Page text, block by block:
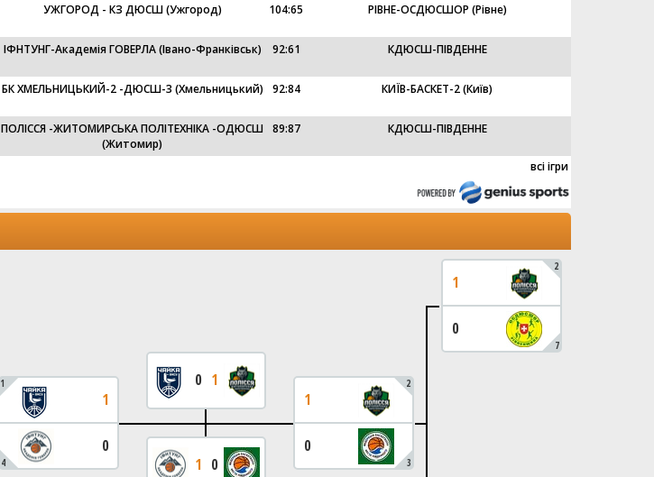
УЖГОРОД - КЗ ДЮСШ (Ужгород) 104:65 РІВНЕ-ОСДЮСШОР (Рівне)
ІФНТУНГ-Академія ГОВЕРЛА (Івано-Франківськ) 92:61 КДЮСШ-ПІВДЕННЕ
БК ХМЕЛЬНИЦЬКИЙ-2 -ДЮСШ-3 (Хмельницький) 92:84 КИЇВ-БАСКЕТ-2 (Київ)
ПОЛІССЯ -ЖИТОМИРСЬКА ПОЛІТЕХНІКА -ОДЮСШ
(Житомир)
89:87 КДЮСШ-ПІВДЕННЕ
всі ігри
1
1
4
0
0 1
1 0
2
1
3
0
2
1
7
0